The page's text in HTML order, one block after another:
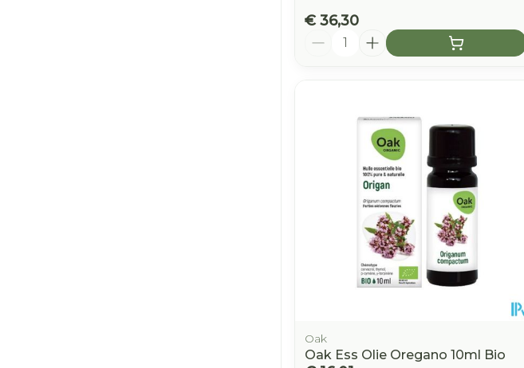
€ 36,30
Aantal
Oak
Oak Ess Olie Oregano 10ml Bio